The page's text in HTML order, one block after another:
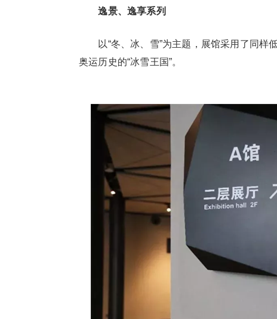
逸景、逸享系列
以“冬、冰、雪”为主题，展馆采用了同样
奥运历史的“冰雪王国”。